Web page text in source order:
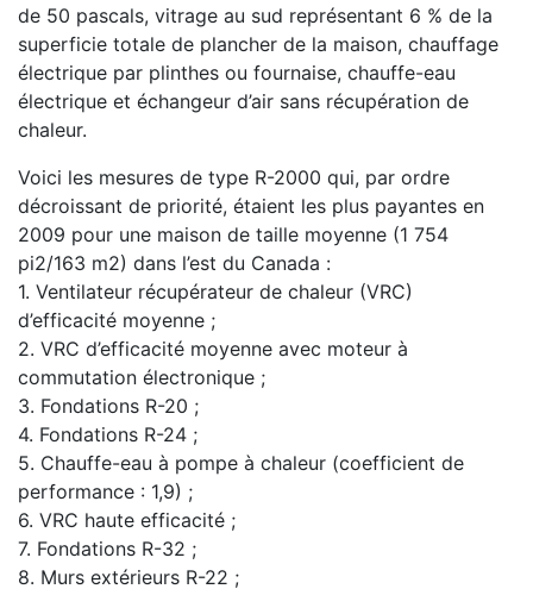
de 50 pascals, vitrage au sud représentant 6 % de la
superficie totale de plancher de la maison, chauffage
électrique par plinthes ou fournaise, chauffe-eau
électrique et échangeur d’air sans récupération de
chaleur.
Voici les mesures de type R-2000 qui, par ordre
décroissant de priorité, étaient les plus payantes en
2009 pour une maison de taille moyenne (1 754
pi2/163 m2) dans l’est du Canada :
1. Ventilateur récupérateur de chaleur (VRC)
d’efficacité moyenne ;
2. VRC d’efficacité moyenne avec moteur à
commutation électronique ;
3. Fondations R-20 ;
4. Fondations R-24 ;
5. Chauffe-eau à pompe à chaleur (coefficient de
performance : 1,9) ;
6. VRC haute efficacité ;
7. Fondations R-32 ;
8. Murs extérieurs R-22 ;